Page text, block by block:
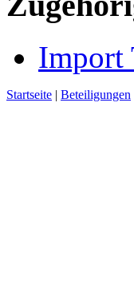
Import
Startseite | Beteiligungen